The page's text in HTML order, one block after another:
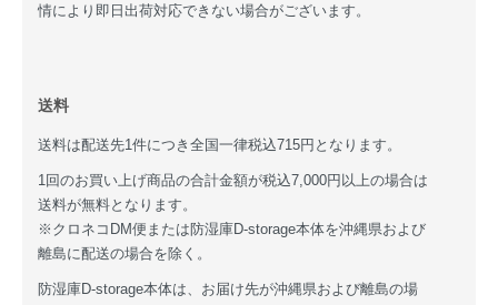
情により即日出荷対応できない場合がございます。
送料
送料は配送先1件につき全国一律税込715円となります。
1回のお買い上げ商品の合計金額が税込7,000円以上の場合は
送料が無料となります。
※クロネコDM便または防湿庫D-storage本体を沖縄県および
離島に配送の場合を除く。
防湿庫D-storage本体は、お届け先が沖縄県および離島の場